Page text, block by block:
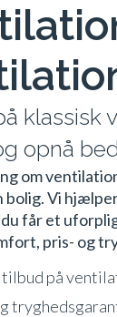
klassisk
opnå
om
bolig. Vi
du får et
pris- og
på